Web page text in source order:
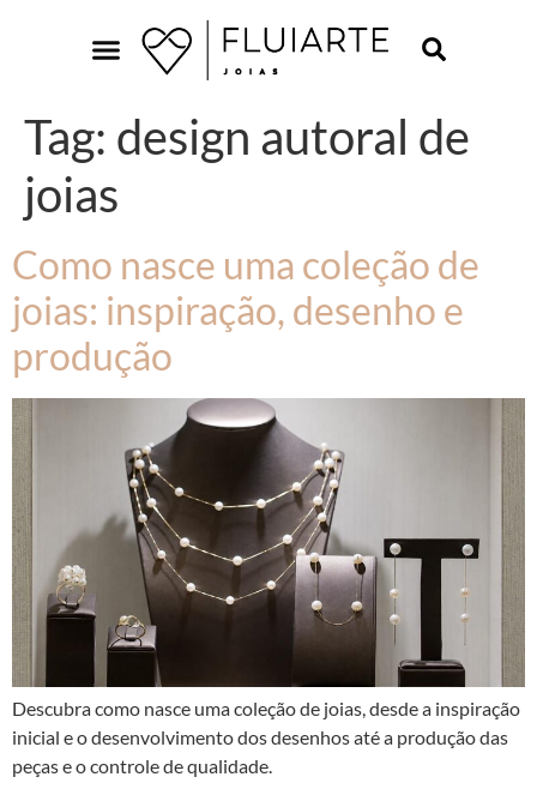
Tag: design autoral de
joias
Como nasce uma coleção de
joias: inspiração, desenho e
produção
Descubra como nasce uma coleção de joias, desde a inspiração
inicial e o desenvolvimento dos desenhos até a produção das
peças e o controle de qualidade.